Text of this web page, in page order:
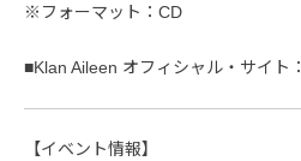
※フォーマット：CD
■Klan Aileen オフィシャル・サイト：
【イベント情報】